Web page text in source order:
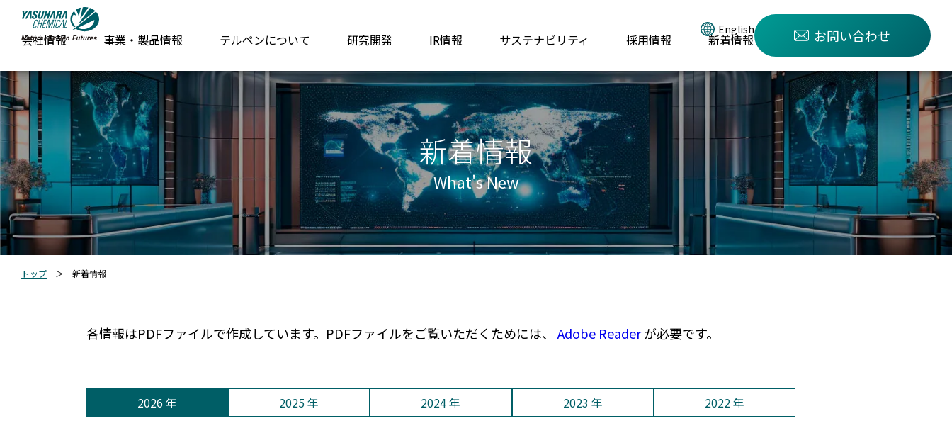
会社情報 事業・製品情報 テルペンについて 研究開発 IR情報 サステナビリティ 採用情報 新着情報
English お問い合わせ
新着情報
What's New
トップ ＞ 新着情報
各情報はPDFファイルで作成しています。PDFファイルをご覧いただくためには、 Adobe Readerが必要です。
2026 年 2025 年 2024 年 2023 年 2022 年